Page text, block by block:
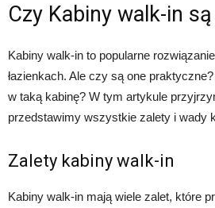
Czy Kabiny walk-in
Kabiny walk-in to popularne
łazienkach. Ale czy są one
w taką kabinę? W tym artykule
przedstawimy wszystkie zalety i wady
Zalety kabiny walk-in
Kabiny walk-in mają wiele zalet, które